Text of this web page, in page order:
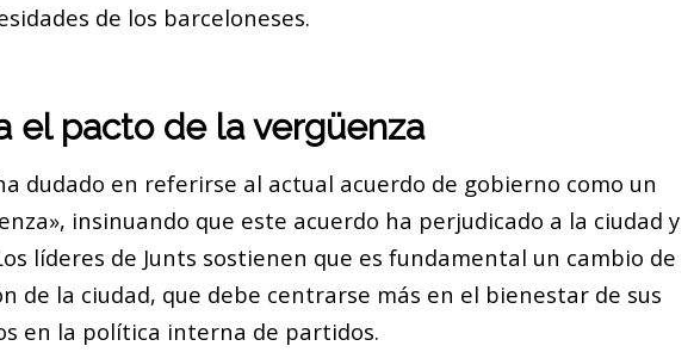
de los barceloneses.
el pacto de la vergüenza
dudado en referirse al actual acuerdo de gobierno como un
insinuando que este acuerdo ha perjudicado a la ciudad y
líderes de Junts sostienen que es fundamental un cambio de
de la ciudad, que debe centrarse más en el bienestar de sus
en la política interna de partidos.